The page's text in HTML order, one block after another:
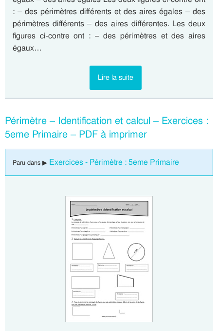
: – des périmètres différents et des aires égales – des
périmètres différents – des aires différentes. Les deux
figures ci-contre ont : – des périmètres et des aires
égaux…
Lire la suite
Périmètre – Identification et calcul – Exercices :
5eme Primaire – PDF à imprimer
Paru dans ▶ Exercices - Périmètre : 5eme Primaire